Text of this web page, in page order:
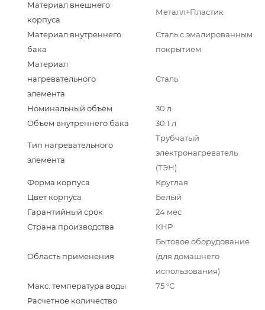
Материал внешнего
корпуса
Металл+Пластик
Материал внутреннего
бака
Сталь с эмалированным
покрытием
Материал
нагревательного
элемента
Сталь
Номинальный объём
30 л
Объем внутреннего бака
30.1 л
Тип нагревательного
элемента
Трубчатый
электронагреватель
(ТЭН)
Форма корпуса
Круглая
Цвет корпуса
Белый
Гарантийный срок
24 мес
Страна производства
КНР
Область применения
Бытовое оборудование
(для домашнего
использования)
Макс. температура воды
75 °С
Расчетное количество